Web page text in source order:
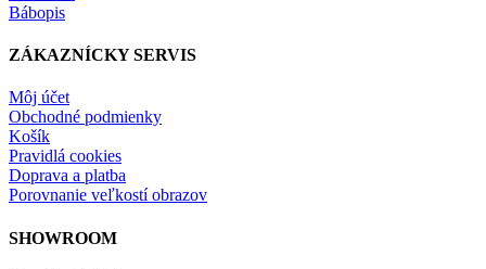
Bábopis
ZÁKAZNÍCKY SERVIS
Môj účet
Obchodné podmienky
Košík
Pravidlá cookies
Doprava a platba
Porovnanie veľkostí obrazov
SHOWROOM